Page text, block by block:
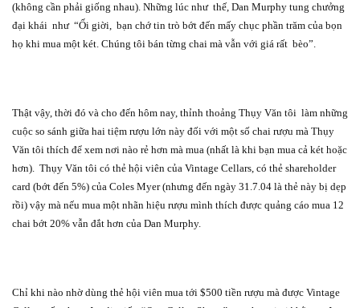
(không cần phải giống nhau). Những lúc như thế, Dan Murphy tung chưởng
đại khái như “Ối giời, bạn chớ tin trò bớt đến mấy chục phần trăm của bọn
họ khi mua một két. Chúng tôi bán từng chai mà vẫn với giá rất bèo”.
Thật vậy, thời đó và cho đến hôm nay, thỉnh thoảng Thụy Văn tôi làm những
cuộc so sánh giữa hai tiệm rượu lớn này đối với một số chai rượu mà Thụy
Văn tôi thích để xem nơi nào rẻ hơn mà mua (nhất là khi bạn mua cả két hoặc
hơn). Thụy Văn tôi có thẻ hội viên của Vintage Cellars, có thẻ shareholder
card (bớt đến 5%) của Coles Myer (nhưng đến ngày 31.7.04 là thẻ này bị dẹp
rồi) vậy mà nếu mua một nhãn hiệu rượu mình thích được quảng cáo mua 12
chai bớt 20% vẫn đắt hơn của Dan Murphy.
Chỉ khi nào nhờ dùng thẻ hội viên mua tới $500 tiền rượu mà được Vintage